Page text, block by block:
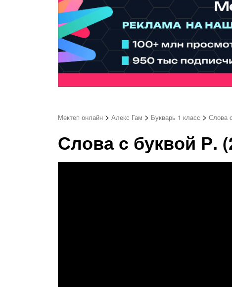
Мектеп онлайн > Алекс Гам > Букварь 1 класс > Слова
Слова с буквой Р.